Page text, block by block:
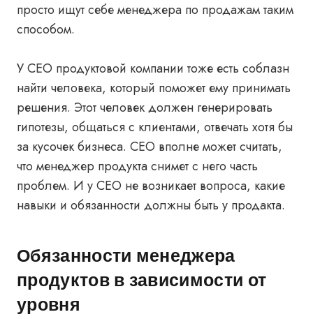
просто ищут себе менеджера по продажам таким
способом.
У CEO продуктовой компании тоже есть соблазн
найти человека, который поможет ему принимать
решения. Этот человек должен генерировать
гипотезы, общаться с клиентами, отвечать хотя бы
за кусочек бизнеса. CEO вполне может считать,
что менеджер продукта снимет с него часть
проблем. И у CEO не возникает вопроса, какие
навыки и обязанности должны быть у продакта.
Обязанности менеджера
продуктов в зависимости от
уровня